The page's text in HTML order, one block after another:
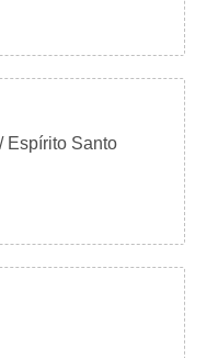
Espírito Santo